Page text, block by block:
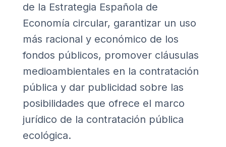
de la Estrategia Española de
Economía circular, garantizar un uso
más racional y económico de los
fondos públicos, promover cláusulas
medioambientales en la contratación
pública y dar publicidad sobre las
posibilidades que ofrece el marco
jurídico de la contratación pública
ecológica.